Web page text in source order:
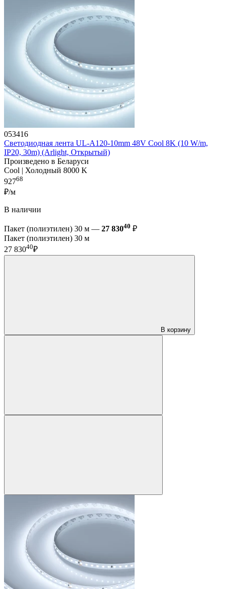
053416
Светодиодная лента UL-A120-10mm 48V Cool 8K (10 W/m,
IP20, 30m) (Arlight, Открытый)
Произведено в Беларуси
Cool | Холодный 8000 K
92768
₽/м
В наличии
Пакет (полиэтилен) 30 м — 27 83040 ₽
Пакет (полиэтилен) 30 м
27 83040₽
В корзину